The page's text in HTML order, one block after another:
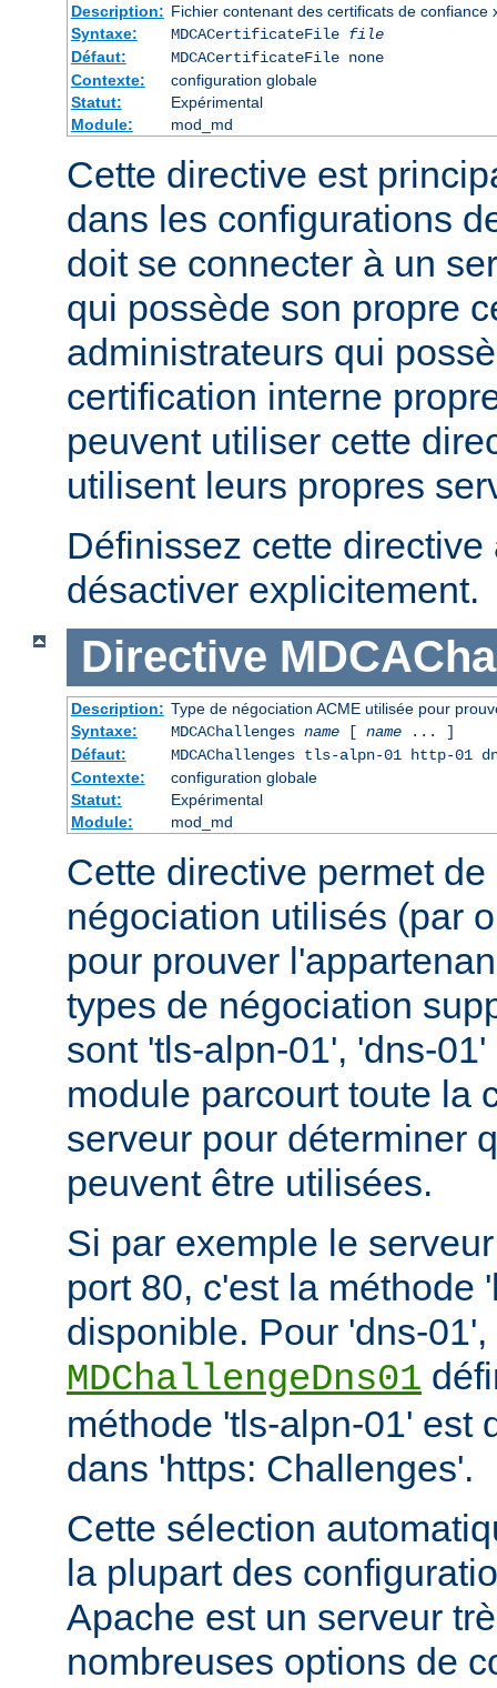
Description: Fichier contenant des certificats de confiance
Syntaxe:
MDCACertificateFile file
Défaut:
MDCACertificateFile none
Contexte:
configuration globale
Statut:
Expérimental
Module:
mod_md
Cette directive est
dans les configurations
doit se connecter à un
qui possède son propre
administrateurs qui
certification interne
peuvent utiliser cette
utilisent leurs propres
Définissez cette
désactiver explicitement.
Directive
Description: Type de négociation ACME utilisée pour
Syntaxe:
MDCAChallenges name[ name... ]
Défaut:
MDCAChallenges tls-alpn-01 http-01
Contexte:
configuration globale
Statut:
Expérimental
Module:
mod_md
Cette directive permet
négociation utilisés (par
pour prouver
types de négociation
sont 'tls-alpn-01', 'dns-
module parcourt toute la
serveur pour déterminer
peuvent être utilisées.
Si par exemple le
port 80, c'est la méthode
disponible. Pour 'dns-
MDChallengeDns01
méthode 'tls-alpn-01' est
dans 'https: Challenges'.
Cette sélection
la plupart des
Apache est un serveur
nombreuses options de